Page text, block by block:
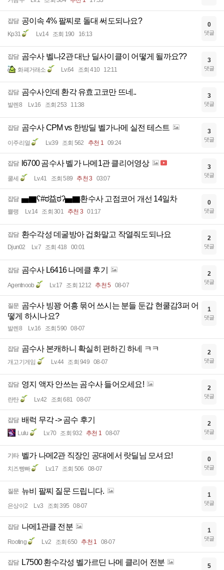
잡담 공이속 4% 팔찌로 돌대 써도되나요?
Kp31 Lv.14 조회 190 16:13
0
댓글
잡담 곰수사 벨나2관 대난 딜사이클이 어떻게 될까요??
화폐거래소 Lv.64 조회 410 12:11
3
댓글
잡담 곰수사인데 환각 유효고코만 뜨네..
발렌8 Lv.16 조회 253 11:38
3
댓글
잡담 곰수사 CPM vs 한방딜 벨가나메 실전 테스트
이주리얼 Lv.39 조회 562 추천 1 09:24
3
댓글
잡담 l6700 곰수사 벨가 나메1관 클리어영상
쿨세 Lv.41 조회 589 추천 3 03:07
3
댓글
잡담 ▅▇ʕ#ಠ益ಠʔ▅▇환수사 고점코어 개선 14일차
쁠랭 Lv.14 조회 301 추천 3 01:17
0
댓글
잡담 환수각성 데굴방아 겁화말고 작열줘도되나요
Djun02 Lv.7 조회 418 00:01
2
댓글
잡담 곰수사 L6416 나메클 후기
Agentnoob Lv.17 조회 1212 추천 5 08-07
2
댓글
질문 곰수사 빙꽝 어흥 묶어 쓰시는 분들 둔갑 현쿨감3퍼 어
떻게 하시나요?
발렌8 Lv.16 조회 590 08-07
1
댓글
잡담 곰수사 본캐하니 확실히 편하긴 하네 ㅋㅋ
개고기게임 Lv.44 조회 949 08-07
2
댓글
잡담 영지 액자 안쓰는 곰수사 들어오세요!
란탄 Lv.42 조회 681 08-07
2
댓글
잡담 배럭 무각 -> 곰수 후기
Lulu Lv.70 조회 932 추천 1 08-07
2
댓글
기타 벨가 나메2관 직장인 공대에서 랏딜님 모셔요!
치즈빵빠 Lv.17 조회 506 08-07
0
댓글
질문 뉴비 팔찌 질문 드립니다.
은상이2 Lv.3 조회 395 08-07
1
댓글
잡담 나메1관클 전분
Rooting Lv.2 조회 650 추천 1 08-07
1
댓글
잡담 L7500 환수각성 벨가르딘 나메 클리어 전분 5